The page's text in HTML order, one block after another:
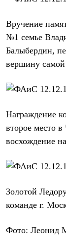
Кошельки
Гермомешки
Полезные
Книги
Еда
Обувь
Сапоги
Ботинки
Сапоги
Гамаши и бахилы
Бахилы
Тапочки и чуни
Чуни
Аксессуары
Шапки
Балаклавы и
Вручение
№1 семье
Балыбердин,
вершину
Награждение
второе место
восхождение
Золотой
команде г.
Фото: Леонид